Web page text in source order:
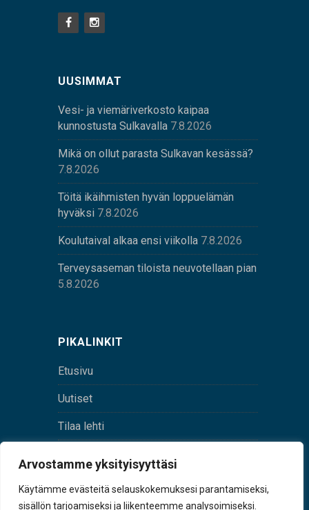
Arvostamme yksityisyyttäsi
Käytämme evästeitä selauskokemuksesi parantamiseksi,
sisällön tarjoamiseksi ja liikenteemme analysoimiseksi.
UUSIMMAT
Vesi- ja viemäriverkosto kaipaa
kunnostusta Sulkavalla 7.8.2026
Mikä on ollut parasta Sulkavan kesässä?
7.8.2026
Töitä ikäihmisten hyvän loppuelämän
hyväksi 7.8.2026
Koulutaival alkaa ensi viikolla 7.8.2026
Terveysaseman tiloista neuvotellaan pian
5.8.2026
PIKALINKIT
Etusivu
Uutiset
Tilaa lehti